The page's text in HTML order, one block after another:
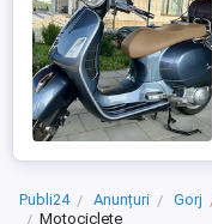
Publi24 Anunțuri Gorj
Motociclete